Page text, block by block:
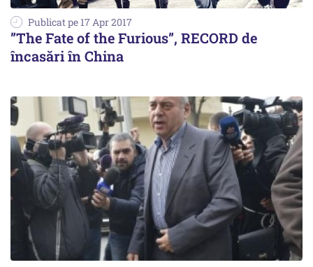
Publicat pe 17 Apr 2017
”The Fate of the Furious”, RECORD de
încasări în China